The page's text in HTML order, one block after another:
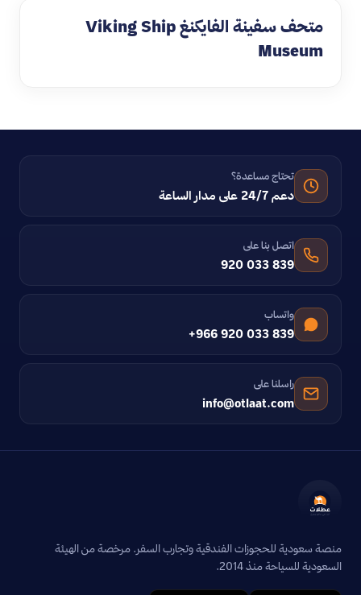
متحف سفينة الفايكنغ Viking Ship
Museum
تحتاج مساعدة؟
دعم 24/7 على مدار الساعة
اتصل بنا على
920 033 839
واتساب
+966 920 033 839
راسلنا على
info@otlaat.com
منصة سعودية للحجوزات الفندقية وتجارب السفر. مرخصة من الهيئة
السعودية للسياحة منذ 2014.